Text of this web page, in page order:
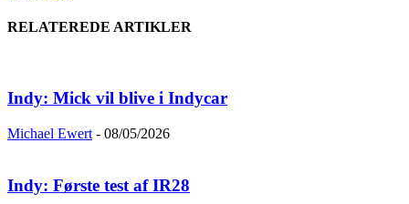
RELATEREDE ARTIKLER
Indy: Mick vil blive i Indycar
Michael Ewert - 08/05/2026
Indy: Første test af IR28